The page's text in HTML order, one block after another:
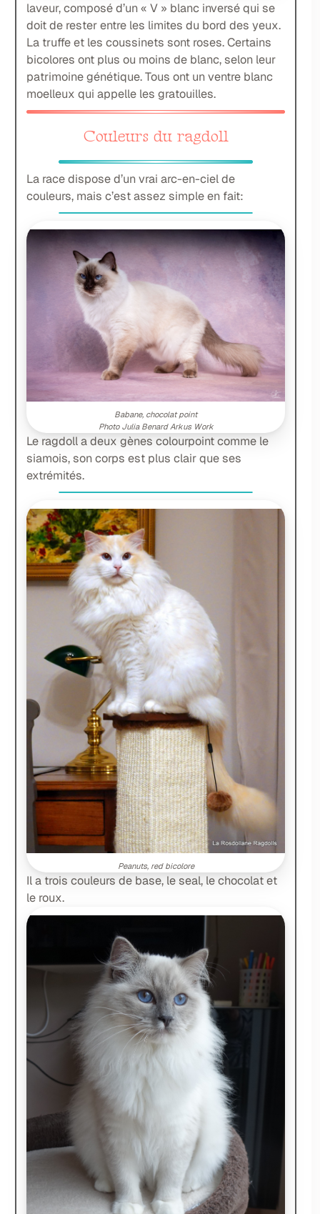
laveur, composé d’un « V » blanc inversé qui se
doit de rester entre les limites du bord des yeux.
La truffe et les coussinets sont roses. Certains
bicolores ont plus ou moins de blanc, selon leur
patrimoine génétique. Tous ont un ventre blanc
moelleux qui appelle les gratouilles.
Couleurs du ragdoll
La race dispose d’un vrai arc-en-ciel de
couleurs, mais c’est assez simple en fait:
Babane, chocolat point
Photo Julia Benard Arkus Work
Le ragdoll a deux gènes colourpoint comme le
siamois, son corps est plus clair que ses
extrémités.
Peanuts, red bicolore
Il a trois couleurs de base, le seal, le chocolat et
le roux.